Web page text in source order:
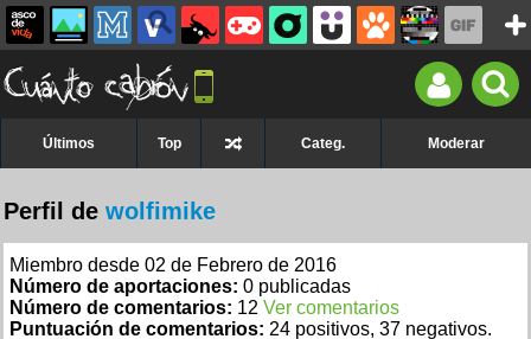
Últimos Top Categ. Moderar
Perfil de wolfimike
Miembro desde 02 de Febrero de 2016
Número de aportaciones: 0 publicadas
Número de comentarios: 12 Ver comentarios
Puntuación de comentarios: 24 positivos, 37 negativos.